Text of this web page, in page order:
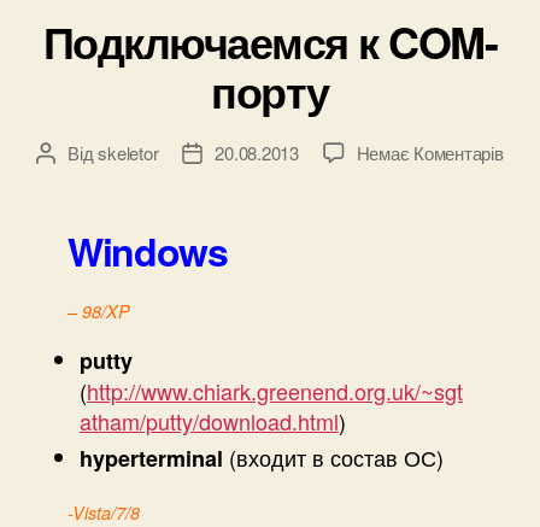
Подключаемся к COM-
порту
Автор
Відskeletor
Дата20.08.2013 Немає Коментарівдо
Windows
– 98/XP
putty
(http://www.chiark.greenend.org.uk/~sgt
atham/putty/download.html)
hyperterminal (входит в состав ОС)
-Vista/7/8